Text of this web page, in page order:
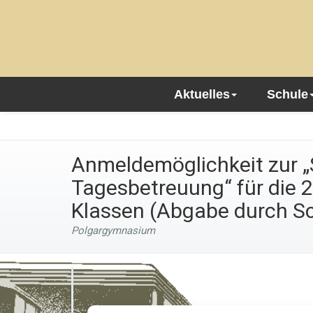
Aktuelles Schule
Anmeldemöglichkeit zur
Tagesbetreuung“ für die
Klassen (Abgabe durch
Polgargymnasium